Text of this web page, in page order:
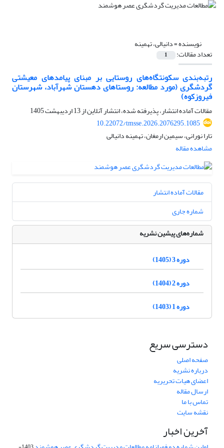
نویسنده =دانیالی، تهمینه
تعداد مقالات: 1
رتبه‌بندی سکونتگاه‌های روستایی بر مبنای پیامدهای معیشتی
گردشگری (مورد مطالعه‌: روستاهای دهستان شهرآباد، شهرستان
فیروزکوه)
مقالات آماده انتشار، پذیرفته شده، انتشار آنلاین از13 اردیبهشت 1405
10.22072/tmsse.2026.2076295.1085
تارا نورانی، سیمین ارمغان، تهمینه دانیالی
مشاهده مقاله
مقالات آماده انتشار
شماره جاری
شماره‌های پیشین نشریه
دوره 3 (1405)
دوره 2 (1404)
دوره 1 (1403)
دسترسی سریع
صفحه اصلی
درباره نشریه
اعضای هیات تحریریه
ارسال مقاله
تماس با ما
نقشه سایت
آخرین اخبار